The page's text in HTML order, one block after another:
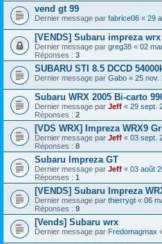
vend gt 99
Dernier message par fabrice06 « 29
[VENDS] Subaru impreza
Dernier message par greg38 « 02
Réponses : 3
SUBARU STI 8.5 DCCD
Dernier message par Gabo « 25 nov.
Subaru WRX 2005 Bi-carto
Dernier message par Jeff « 29 sept.
Réponses : 2
[VDS WRX] Impreza WRX9
Dernier message par Jeff « 03 sept.
Réponses : 8
Subaru Impreza GT
Dernier message par Jeff « 03 août
Réponses : 1
[VENDS] Subaru Impreza
Dernier message par thierrygt « 06
Réponses : 9
[Vends] Subaru wrx
Dernier message par Fredomagmax